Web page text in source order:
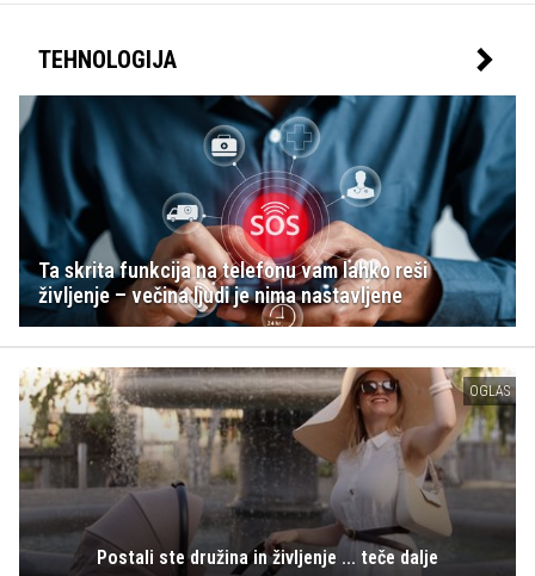
TEHNOLOGIJA
Ta skrita funkcija na telefonu vam lahko reši
življenje – večina ljudi je nima nastavljene
OGLAS
Postali ste družina in življenje ... teče dalje